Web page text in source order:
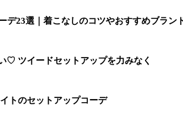
デ23選｜着こなしのコツやおすすめブラン
♡ ツイードセットアップを力みなく
トのセットアップコーデ